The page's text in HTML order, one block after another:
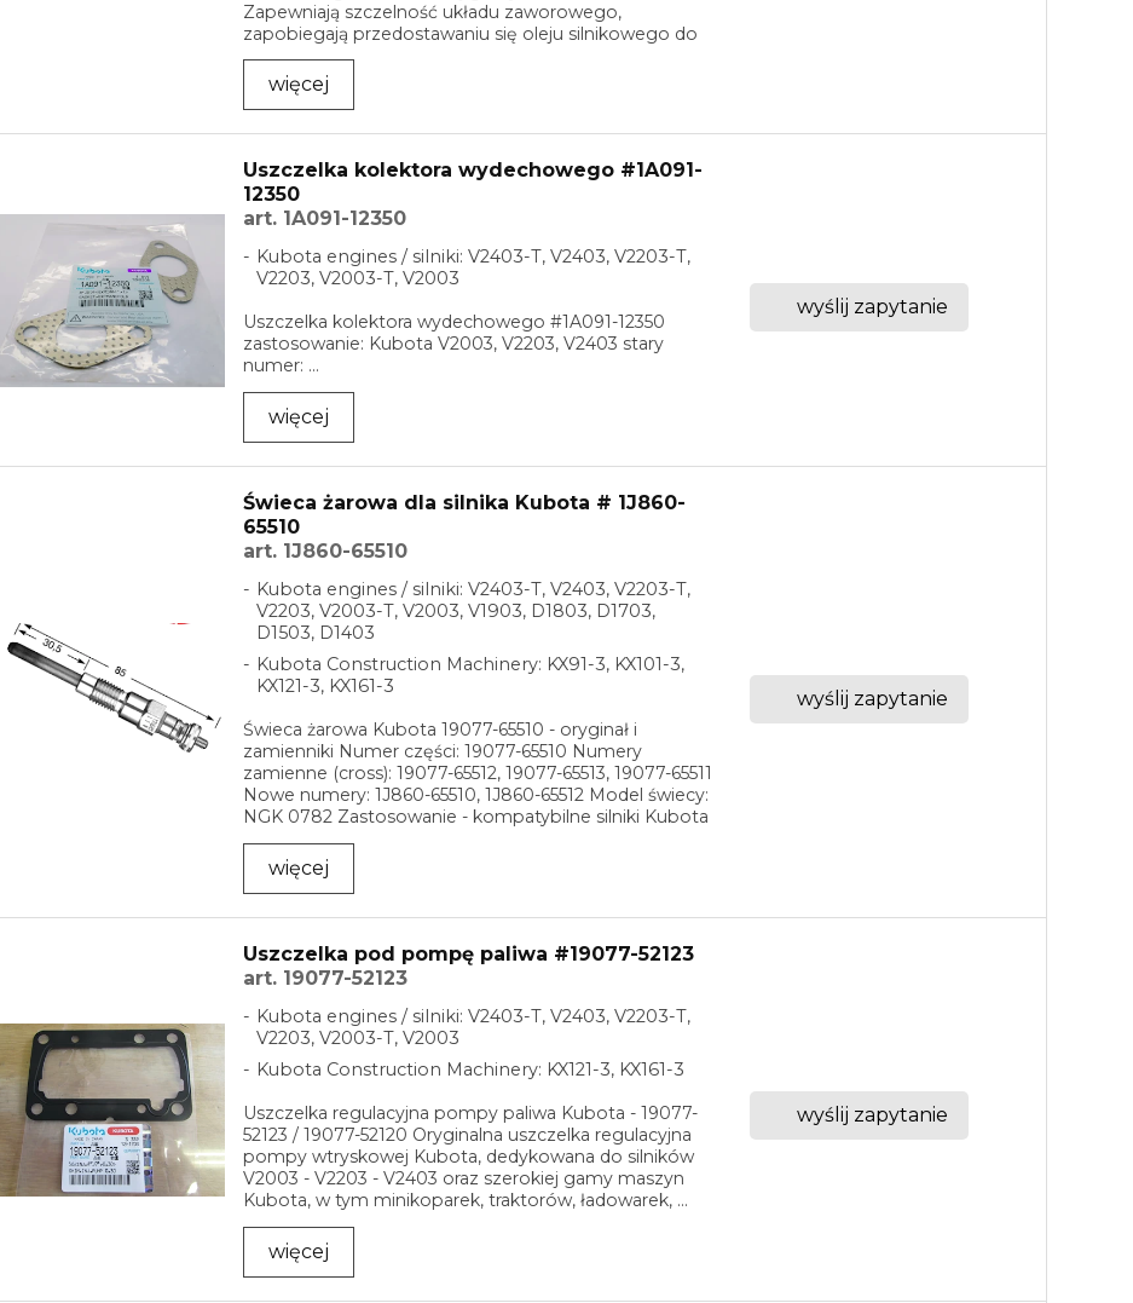
Zapewniają szczelność układu zaworowego,
zapobiegają przedostawaniu się oleju silnikowego do
...
więcej
Uszczelka kolektora wydechowego #1A091-
12350
art. 1A091-12350
Kubota engines / silniki: V2403-T, V2403, V2203-T,
V2203, V2003-T, V2003
Uszczelka kolektora wydechowego #1A091-12350
zastosowanie: Kubota V2003, V2203, V2403 stary
numer: ...
więcej
wyślij zapytanie
Świeca żarowa dla silnika Kubota # 1J860-
65510
art. 1J860-65510
Kubota engines / silniki: V2403-T, V2403, V2203-T,
V2203, V2003-T, V2003, V1903, D1803, D1703,
D1503, D1403
Kubota Construction Machinery: KX91-3, KX101-3,
KX121-3, KX161-3
Świeca żarowa Kubota 19077-65510 - oryginał i
zamienniki Numer części: 19077-65510 Numery
zamienne (cross): 19077-65512, 19077-65513, 19077-65511
Nowe numery: 1J860-65510, 1J860-65512 Model świecy:
NGK 0782 Zastosowanie - kompatybilne silniki Kubota
...
więcej
wyślij zapytanie
Uszczelka pod pompę paliwa #19077-52123
art. 19077-52123
Kubota engines / silniki: V2403-T, V2403, V2203-T,
V2203, V2003-T, V2003
Kubota Construction Machinery: KX121-3, KX161-3
Uszczelka regulacyjna pompy paliwa Kubota - 19077-
52123 / 19077-52120 Oryginalna uszczelka regulacyjna
pompy wtryskowej Kubota, dedykowana do silników
V2003 - V2203 - V2403 oraz szerokiej gamy maszyn
Kubota, w tym minikoparek, traktorów, ładowarek, ...
więcej
wyślij zapytanie